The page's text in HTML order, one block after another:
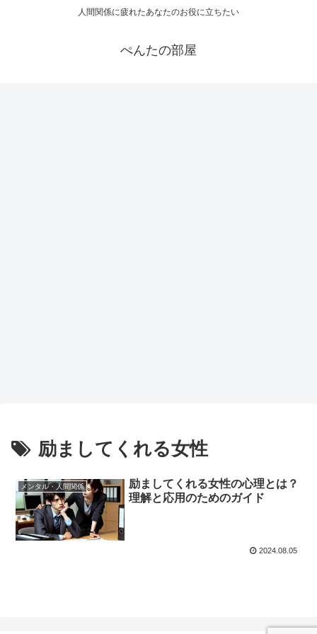
人間関係に疲れたあなたのお役に立ちたい
ぺんたの部屋
励ましてくれる女性
メンタル・人間関係
励ましてくれる女性の心理とは？
理解と応用のためのガイド
2024.08.05